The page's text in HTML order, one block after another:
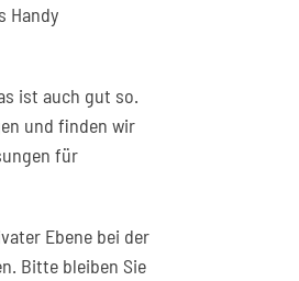
Handy
ist auch gut so.
und finden wir
für
Ebene bei der
Bitte bleiben Sie